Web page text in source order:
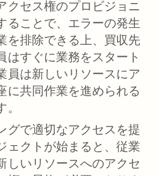
クセス権のプロビジョニ
ることで、エラーの発生
を排除できる上、買収先
はすぐに業務をスタート
員は新しいリソースにア
に共同作業を進められる
グで適切なアクセスを提
ェクトが始まると、従業
しいリソースへのアクセ